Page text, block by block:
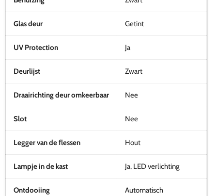
Glas deur Getint
UV Protection Ja
Deurlijst Zwart
Draairichting deur omkeerbaar Nee
Slot Nee
Legger van de flessen Hout
Lampje in de kast Ja, LED verlichting
Ontdooiing Automatisch